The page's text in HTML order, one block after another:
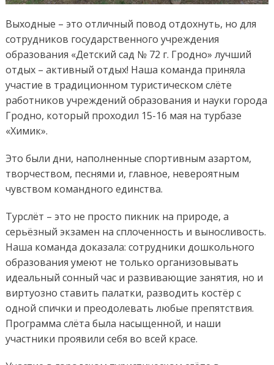
Выходные – это отличный повод отдохнуть, но для
сотрудников государственного учреждения
образования «Детский сад № 72 г. Гродно» лучший
отдых – активный отдых! Наша команда приняла
участие в традиционном туристическом слёте
работников учреждений образования и науки города
Гродно, который проходил 15-16 мая на турбазе
«Химик».
Это были дни, наполненные спортивным азартом,
творчеством, песнями и, главное, невероятным
чувством командного единства.
Турслёт – это не просто пикник на природе, а
серьёзный экзамен на сплоченность и выносливость.
Наша команда доказала: сотрудники дошкольного
образования умеют не только организовывать
идеальный сонный час и развивающие занятия, но и
виртуозно ставить палатки, разводить костёр с
одной спички и преодолевать любые препятствия.
Программа слёта была насыщенной, и наши
участники проявили себя во всей красе.